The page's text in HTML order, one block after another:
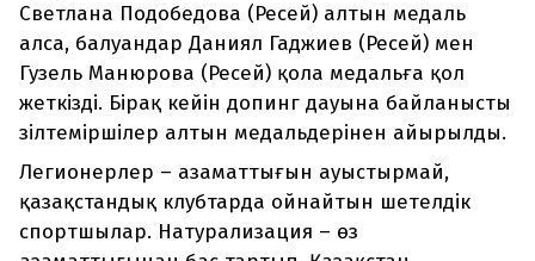
Светлана Подобедова (Ресей) алтын медаль
алса, балуандар Даниял Гаджиев (Ресей) мен
Гузель Манюрова (Ресей) қола медальға қол
жеткізді. Бірақ кейін допинг дауына байланысты
зілтеміршілер алтын медальдерінен айырылды.
Легионерлер – азаматтығын ауыстырмай,
қазақстандық клубтарда ойнайтын шетелдік
спортшылар. Натурализация – өз